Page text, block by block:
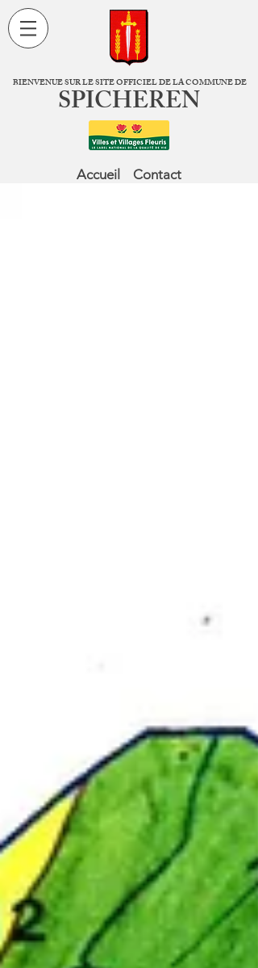
BIENVENUE SUR LE SITE OFFICIEL DE LA COMMUNE DE
SPICHEREN
Accueil Contact